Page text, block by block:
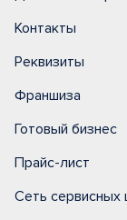
Контакты
Реквизиты
Франшиза
Готовый бизнес
Прайс-лист
Сеть сервисных